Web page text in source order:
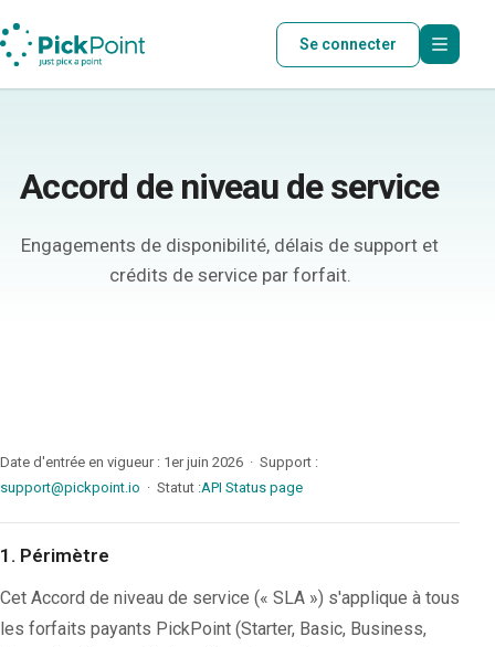
Se connecter
Accord de niveau de service
Engagements de disponibilité, délais de support et
crédits de service par forfait.
Date d'entrée en vigueur : 1er juin 2026 · Support :
support@pickpoint.io · Statut :API Status page
1. Périmètre
Cet Accord de niveau de service (« SLA ») s'applique à tous
les forfaits payants PickPoint (Starter, Basic, Business,